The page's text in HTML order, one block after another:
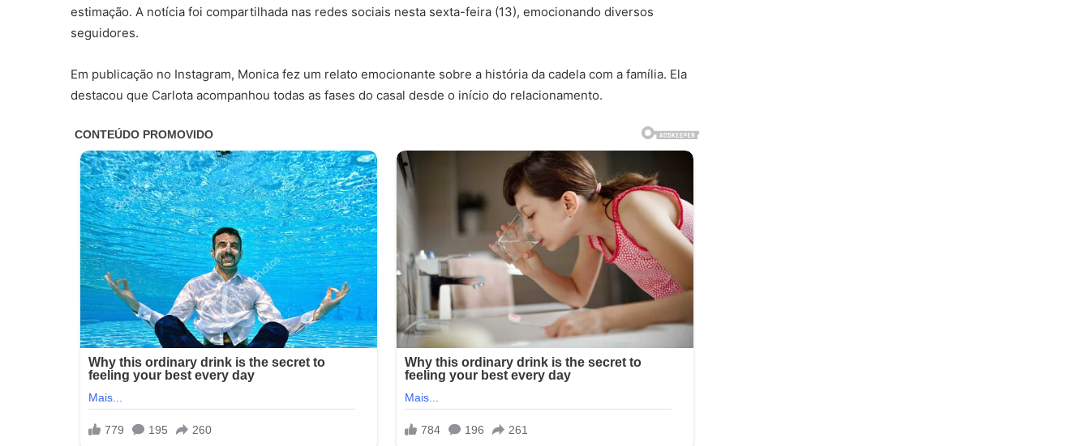
estimação. A notícia foi compartilhada nas redes sociais nesta sexta-feira (13), emocionando diversos
seguidores.
Em publicação no Instagram, Monica fez um relato emocionante sobre a história da cadela com a família. Ela
destacou que Carlota acompanhou todas as fases do casal desde o início do relacionamento.